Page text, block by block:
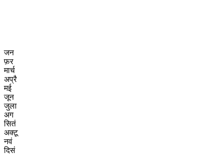
जन
फ़र
मार्च
अप्रै
मई
जून
जुला
अग
सितं
अक्टू
नवं
दिसं